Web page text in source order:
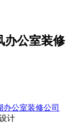
办公室装修
办公室装修公司
计